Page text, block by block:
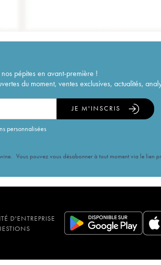
pépites en avant-première !
du moment, ventes exclusives, actualités,
personnalisées
JE M'INSCRIS
Vous pouvez vous désabonner à tout moment via le lien
D'ENTREPRISE